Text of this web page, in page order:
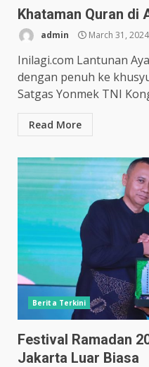
Khataman Quran di
admin March 31, 2024
Inilagi.com Lantunan
dengan penuh ke
Satgas Yonmek TNI
Read More
Berita Terkini
Festival Ramadan
Jakarta Luar Biasa